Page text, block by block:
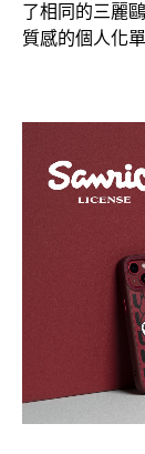
了相同的三麗
質感的個人化